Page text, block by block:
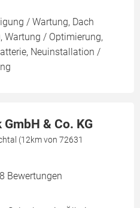
/ Wartung, Dach
Wartung / Optimierung,
Neuinstallation /
& Co. KG
(12km von 72631
Bewertungen